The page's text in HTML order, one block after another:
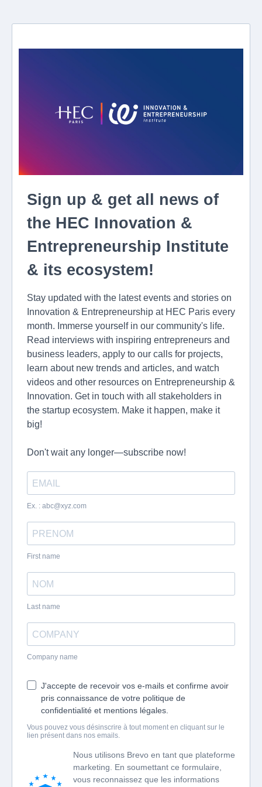
Sign up & get all news of
the HEC Innovation &
Entrepreneurship Institute
& its ecosystem!
Stay updated with the latest events and stories on
Innovation & Entrepreneurship at HEC Paris every
month. Immerse yourself in our community's life.
Read interviews with inspiring entrepreneurs and
business leaders, apply to our calls for projects,
learn about new trends and articles, and watch
videos and other resources on Entrepreneurship &
Innovation. Get in touch with all stakeholders in
the startup ecosystem. Make it happen, make it
big!
Don't wait any longer—subscribe now!
Ex. : abc@xyz.com
First name
Last name
Company name
J'accepte de recevoir vos e-mails et confirme avoir
pris connaissance de votre politique de
confidentialité et mentions légales.
Vous pouvez vous désinscrire à tout moment en cliquant sur le
lien présent dans nos emails.
Nous utilisons Brevo en tant que plateforme
marketing. En soumettant ce formulaire,
vous reconnaissez que les informations